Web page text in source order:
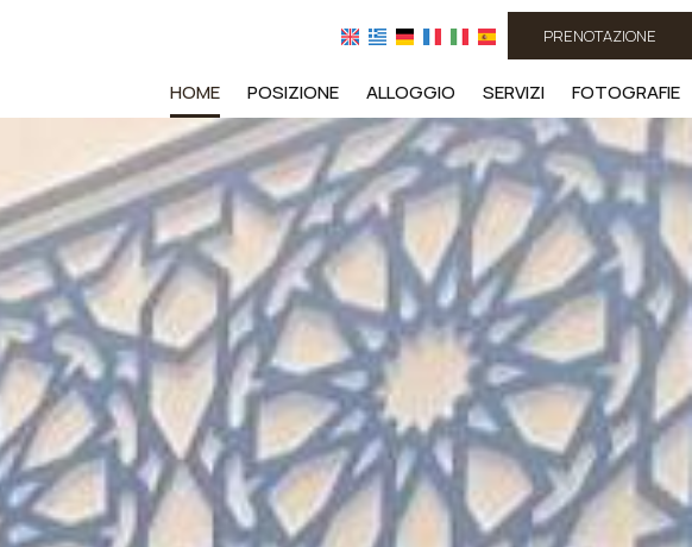
PRENOTAZIONE
HOME POSIZIONE ALLOGGIO SERVIZI FOTOGRAFIE